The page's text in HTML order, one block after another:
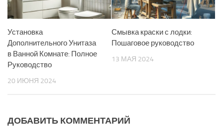
Установка
Дополнительного Унитаза
в Ванной Комнате: Полное
Руководство
20 ИЮНЯ 2024
Смывка краски с лодки:
Пошаговое руководство
13 МАЯ 2024
ДОБАВИТЬ КОММЕНТАРИЙ